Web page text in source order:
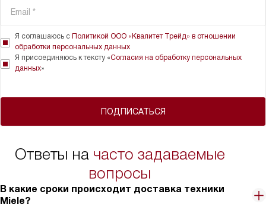
ПОДПИСАТЬСЯ
Я соглашаюсь с Политикой ООО «Квалитет Трейд» в отношении
обработки персональных данных
Я присоединяюсь к тексту «Согласия на обработку персональных
данных»
Ответы на часто задаваемые
вопросы
В какие сроки происходит доставка техники
Miele?